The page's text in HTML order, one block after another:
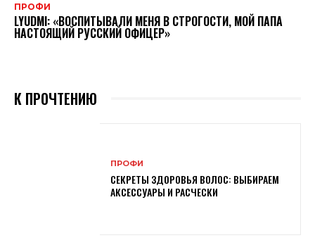
ПРОФИ
LYUDMI: «ВОСПИТЫВАЛИ МЕНЯ В СТРОГОСТИ, МОЙ ПАПА
НАСТОЯЩИЙ РУССКИЙ ОФИЦЕР»
К ПРОЧТЕНИЮ
ПРОФИ
СЕКРЕТЫ ЗДОРОВЬЯ ВОЛОС: ВЫБИРАЕМ
АКСЕССУАРЫ И РАСЧЕСКИ